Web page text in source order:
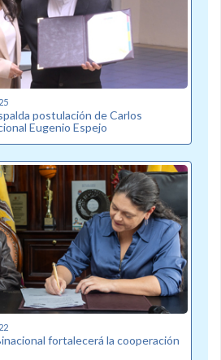
postulación de Carlos
Eugenio Espejo
fortalecerá la cooperación